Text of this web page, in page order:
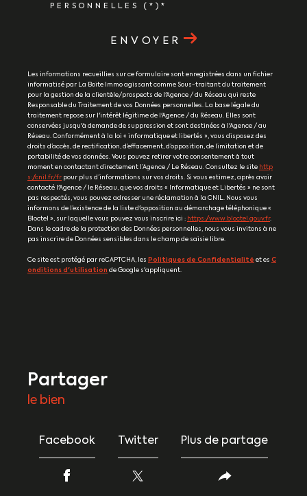
PERSONNELLES (*)*
ENVOYER
Les informations recueillies sur ce formulaire sont enregistrées dans un fichier
informatisé par La Boite Immo agissant comme Sous-traitant du traitement
pour la gestion de la clientèle/prospects de l'Agence / du Réseau qui reste
Responsable du Traitement de vos Données personnelles. La base légale du
traitement repose sur l'intérêt légitime de l'Agence / du Réseau. Elles sont
conservées jusqu'à demande de suppression et sont destinées à l'Agence / au
Réseau. Conformément à la loi « informatique et libertés », vous disposez des
droits d’accès, de rectification, d’effacement, d’opposition, de limitation et de
portabilité de vos données. Vous pouvez retirer votre consentement à tout
moment en contactant directement l’Agence / Le Réseau. Consultez le site http
s://cnil.fr/fr pour plus d’informations sur vos droits. Si vous estimez, après avoir
contacté l'Agence / le Réseau, que vos droits « Informatique et Libertés » ne sont
pas respectés, vous pouvez adresser une réclamation à la CNIL. Nous vous
informons de l’existence de la liste d'opposition au démarchage téléphonique «
Bloctel », sur laquelle vous pouvez vous inscrire ici : https://www.bloctel.gouv.fr.
Dans le cadre de la protection des Données personnelles, nous vous invitons à ne
pas inscrire de Données sensibles dans le champ de saisie libre.
Ce site est protégé par reCAPTCHA, les Politiques de Confidentialité et es C
onditions d'utilisation de Google s'appliquent.
partager
le bien
Facebook Twitter Plus de partage